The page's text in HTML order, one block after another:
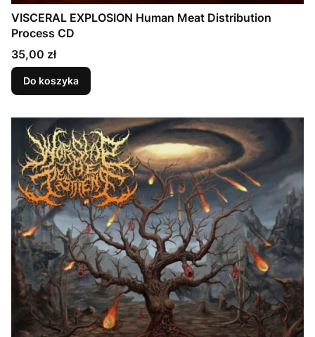
VISCERAL EXPLOSION Human Meat Distribution
Process CD
Cena
35,00 zł
Do koszyka